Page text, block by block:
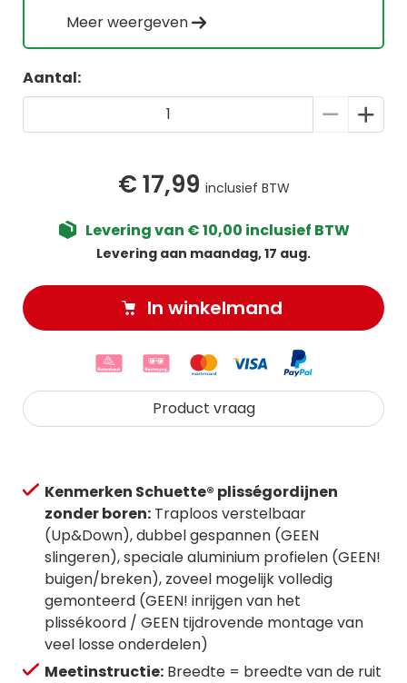
Meer weergeven
Aantal:
€ 17,99 inclusief BTW
Levering van € 10,00 inclusief BTW
Levering aan maandag, 17 aug.
In winkelmand
Product vraag
Kenmerken Schuette® plisségordijnen
zonder boren: Traploos verstelbaar
(Up&Down), dubbel gespannen (GEEN
slingeren), speciale aluminium profielen (GEEN!
buigen/breken), zoveel mogelijk volledig
gemonteerd (GEEN! inrijgen van het
plissékoord / GEEN tijdrovende montage van
veel losse onderdelen)
Meetinstructie: Breedte = breedte van de ruit